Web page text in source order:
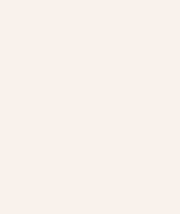
Estaba totalmente
jardín y yo hubiéramos
con denuedo la visita de
Además todavía me
segura de la piedra, de
estuviera enterado de
Nazaret y estaban de
-¡Cuánta violeta que
pequeñita y humilde